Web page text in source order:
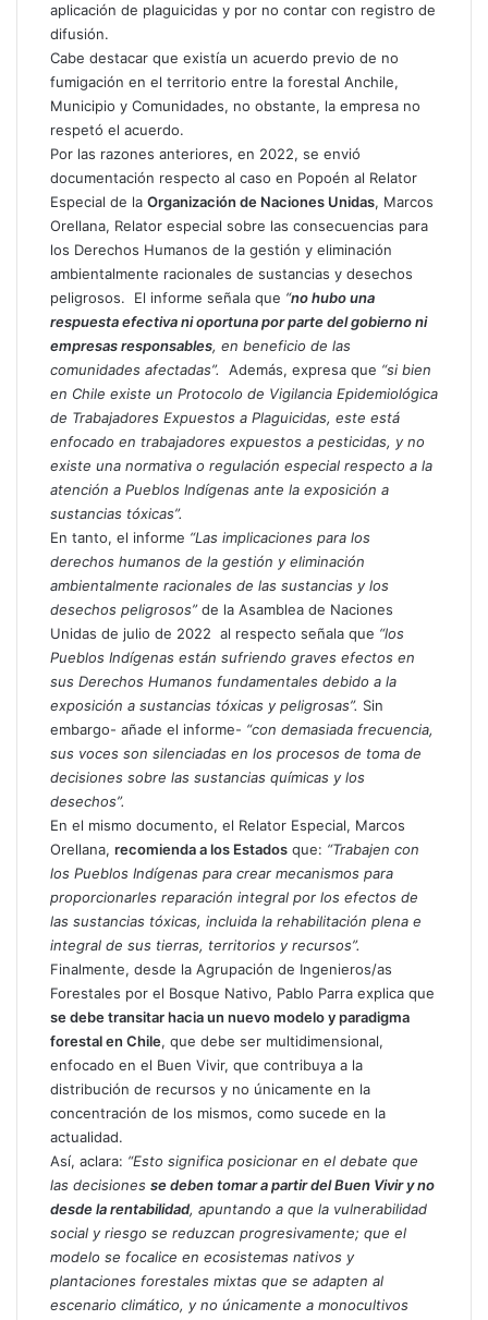
aplicación de plaguicidas y por no contar con registro de
difusión.
Cabe destacar que existía un acuerdo previo de no
fumigación en el territorio entre la forestal Anchile,
Municipio y Comunidades, no obstante, la empresa no
respetó el acuerdo.
Por las razones anteriores, en 2022, se envió
documentación respecto al caso en Popoén al Relator
Especial de la Organización de Naciones Unidas, Marcos
Orellana, Relator especial sobre las consecuencias para
los Derechos Humanos de la gestión y eliminación
ambientalmente racionales de sustancias y desechos
peligrosos.
El informe señala que “no hubo una
respuesta efectiva ni oportuna por parte del gobierno ni
empresas responsables, en beneficio de las
comunidades afectadas”.
Además, expresa que “si bien
en Chile existe un Protocolo de Vigilancia Epidemiológica
de Trabajadores Expuestos a Plaguicidas, este está
enfocado en trabajadores expuestos a pesticidas, y no
existe una normativa o regulación especial respecto a la
atención a Pueblos Indígenas ante la exposición a
sustancias tóxicas”.
En tanto, el informe “Las implicaciones para los
derechos humanos de la gestión y eliminación
ambientalmente racionales de las sustancias y los
desechos peligrosos”de la Asamblea de Naciones
Unidas de julio de 2022 al respecto señala que “los
Pueblos Indígenas están sufriendo graves efectos en
sus Derechos Humanos fundamentales debido a la
exposición a sustancias tóxicas y peligrosas”. Sin
embargo- añade el informe- “con demasiada frecuencia,
sus voces son silenciadas en los procesos de toma de
decisiones sobre las sustancias químicas y los
desechos”.
En el mismo documento, el Relator Especial, Marcos
Orellana, recomienda a los Estados que: “Trabajen con
los Pueblos Indígenas para crear mecanismos para
proporcionarles reparación integral por los efectos de
las sustancias tóxicas, incluida la rehabilitación plena e
integral de sus tierras, territorios y recursos”.
Finalmente, desde la Agrupación de Ingenieros/as
Forestales por el Bosque Nativo, Pablo Parra explica que
se debe transitar hacia un nuevo modelo y paradigma
forestal en Chile, que debe ser multidimensional,
enfocado en el Buen Vivir, que contribuya a la
distribución de recursos y no únicamente en la
concentración de los mismos, como sucede en la
actualidad.
Así, aclara: “Esto significa posicionar en el debate que
las decisiones se deben tomar a partir del Buen Vivir y no
desde la rentabilidad, apuntando a que la vulnerabilidad
social y riesgo se reduzcan progresivamente; que el
modelo se focalice en ecosistemas nativos y
plantaciones forestales mixtas que se adapten al
escenario climático, y no únicamente a monocultivos